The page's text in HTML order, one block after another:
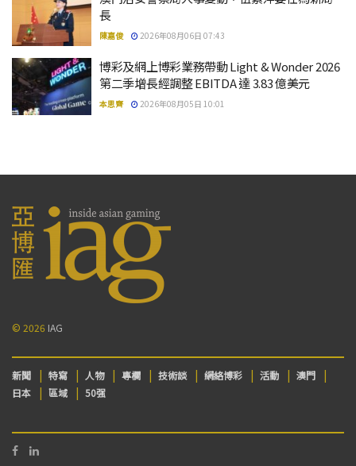
長
陳嘉俊 2026年08月06日 07:43
博彩及網上博彩業務帶動 Light & Wonder 2026
第二季增長經調整 EBITDA 達 3.83 億美元
本思齊 2026年08月05日 10:01
© 2026 IAG
新聞 特寫 人物 專欄 技術談 網絡博彩 活動
澳門
日本
區域 50强